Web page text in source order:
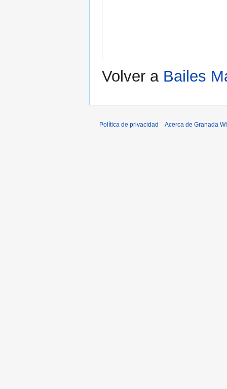
Volver a Bailes
Política de privacidad Acerca de Granada